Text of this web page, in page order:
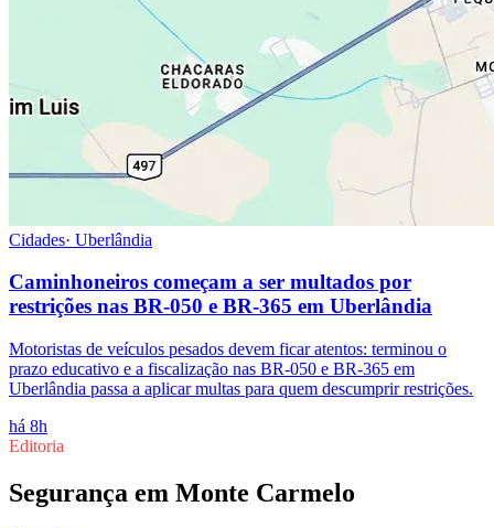
Cidades· Uberlândia
Caminhoneiros começam a ser multados por
restrições nas BR-050 e BR-365 em Uberlândia
Motoristas de veículos pesados devem ficar atentos: terminou o
prazo educativo e a fiscalização nas BR-050 e BR-365 em
Uberlândia passa a aplicar multas para quem descumprir restrições.
há 8h
Editoria
Segurança em Monte Carmelo